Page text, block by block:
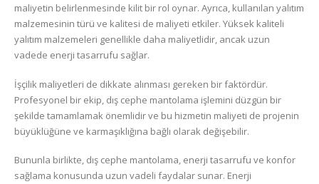
maliyetin belirlenmesinde kilit bir rol oynar. Ayrıca, kullanılan yalıtım
malzemesinin türü ve kalitesi de maliyeti etkiler. Yüksek kaliteli
yalıtım malzemeleri genellikle daha maliyetlidir, ancak uzun
vadede enerji tasarrufu sağlar.
İşçilik maliyetleri de dikkate alınması gereken bir faktördür.
Profesyonel bir ekip, dış cephe mantolama işlemini düzgün bir
şekilde tamamlamak önemlidir ve bu hizmetin maliyeti de projenin
büyüklüğüne ve karmaşıklığına bağlı olarak değişebilir.
Bununla birlikte, dış cephe mantolama, enerji tasarrufu ve konfor
sağlama konusunda uzun vadeli faydalar sunar. Enerji